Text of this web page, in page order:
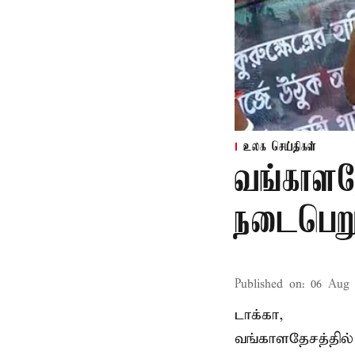
உலக செய்திகள்
Published on: 06 Aug
டாக்கா,